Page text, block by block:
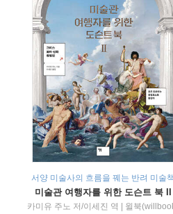
서양 미술사의 흐름을 꿰는 반려 미술
미술관 여행자를 위한 도슨트 북 II
카미유 주노 저/이세진 역
윌북